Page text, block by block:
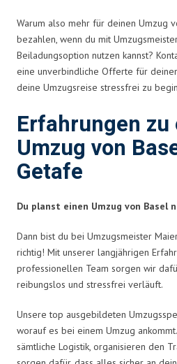
Warum also mehr für deinen Umzug
bezahlen, wenn du mit
Beiladungsoption nutzen kannst?
eine unverbindliche Offerte für
deine Umzugsreise stressfrei zu
Erfahrungen zu
Umzug von
Getafe
Du planst einen Umzug von Basel
Dann bist du bei Umzugsmeister
richtig! Mit unserer langjährigen
professionellen Team sorgen wir
reibungslos und stressfrei verläuft.
Unsere top ausgebildeten
worauf es bei einem Umzug
sämtliche Logistik, organisieren den